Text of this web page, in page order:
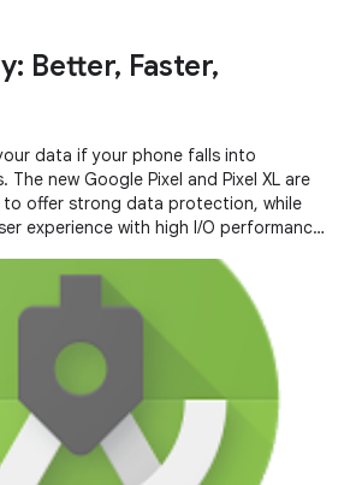
Better, Faster,
data if your phone falls into
The new Google Pixel and Pixel XL are
offer strong data protection, while
experience with high I/O performance